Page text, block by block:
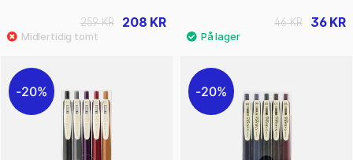
208 KR
259 KR 36 KR
46 KR
20% 20%